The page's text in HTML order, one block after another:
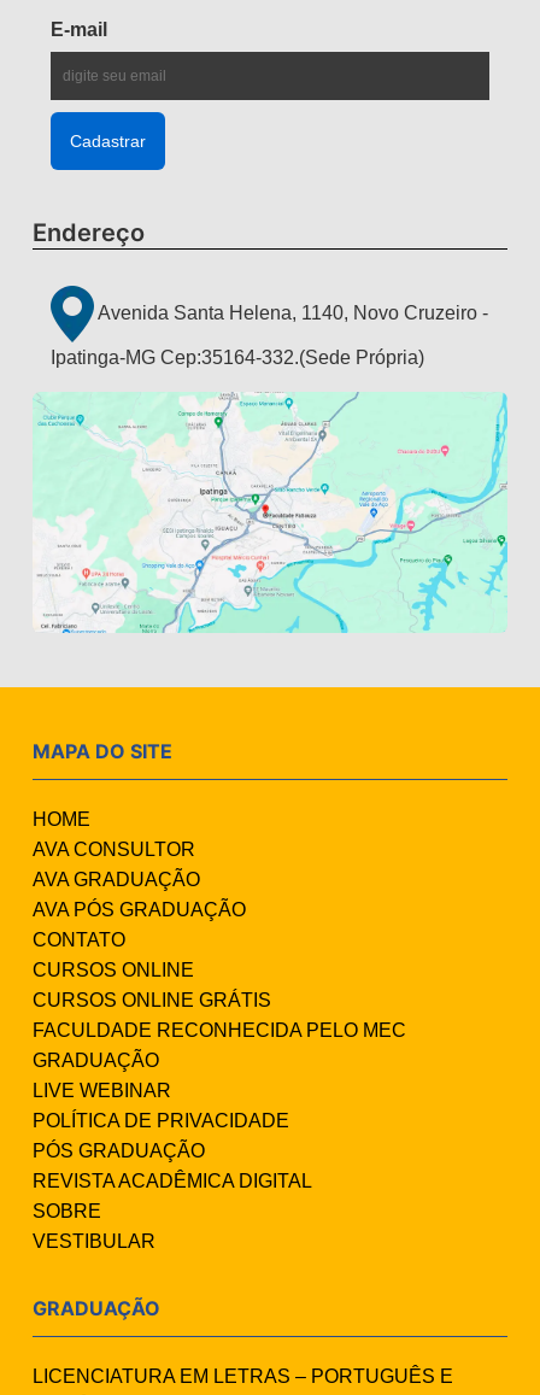
E-mail
Endereço
Avenida Santa Helena, 1140, Novo Cruzeiro -
Ipatinga-MG Cep:35164-332.(Sede Própria)
MAPA DO SITE
HOME
AVA CONSULTOR
AVA GRADUAÇÃO
AVA PÓS GRADUAÇÃO
CONTATO
CURSOS ONLINE
CURSOS ONLINE GRÁTIS
FACULDADE RECONHECIDA PELO MEC
GRADUAÇÃO
LIVE WEBINAR
POLÍTICA DE PRIVACIDADE
PÓS GRADUAÇÃO
REVISTA ACADÊMICA DIGITAL
SOBRE
VESTIBULAR
GRADUAÇÃO
LICENCIATURA EM LETRAS – PORTUGUÊS E